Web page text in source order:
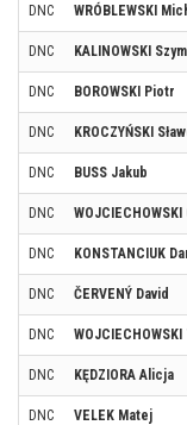
DNC WRÓBLEWSKI
DNC KALINOWSKI
DNC BOROWSKI Piotr
DNC KROCZYŃSKI
DNC BUSS Jakub
DNC
DNC KONSTANCIUK
DNC ČERVENÝ David
DNC
DNC KĘDZIORA Alicja
DNC VELEK Matej